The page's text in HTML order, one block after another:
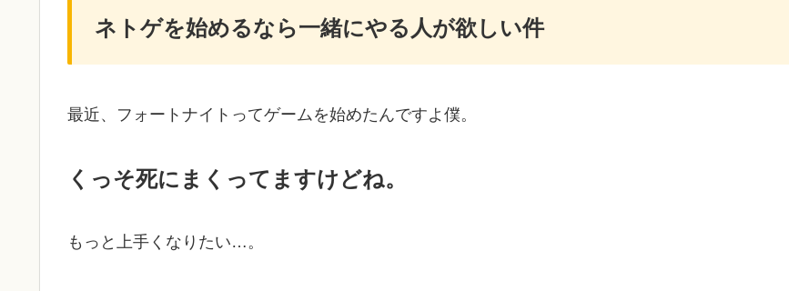
ネトゲを始めるなら一緒にやる人が欲しい件
最近、フォートナイトってゲームを始めたんですよ僕。
くっそ死にまくってますけどね。
もっと上手くなりたい…。